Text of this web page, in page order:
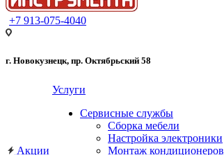
+7 913-075-4040
г. Новокузнецк, пр. Октябрьский 58
Акции
Услуги
Сервисные службы
Сборка мебели
Настройка электроники
Монтаж кондиционеров